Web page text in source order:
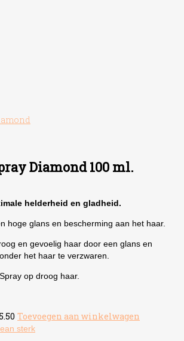
Diamond 100 ml.
helderheid en gladheid.
hoge glans en bescherming aan het haar.
en gevoelig haar door een glans en
het haar te verzwaren.
op droog haar.
Toevoegen aan winkelwagen